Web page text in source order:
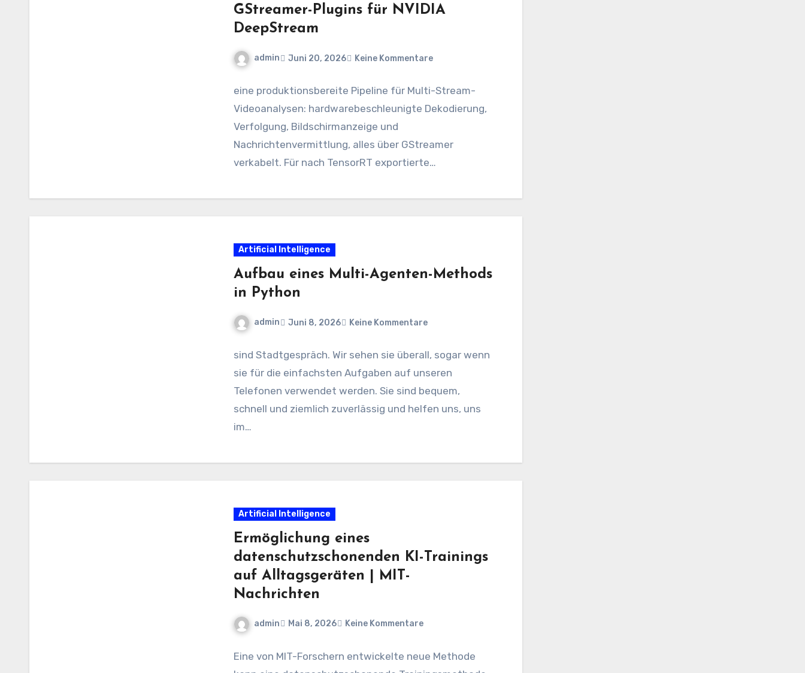
GStreamer-Plugins für NVIDIA
DeepStream
admin Juni 20, 2026 Keine Kommentare
eine produktionsbereite Pipeline für Multi-Stream-
Videoanalysen: hardwarebeschleunigte Dekodierung,
Verfolgung, Bildschirmanzeige und
Nachrichtenvermittlung, alles über GStreamer
verkabelt. Für nach TensorRT exportierte
um alles. Der allgemeine Fall hat jedoch…
Artificial Intelligence
Aufbau eines Multi-Agenten-Methods
in Python
admin Juni 8, 2026 Keine Kommentare
sind Stadtgespräch. Wir sehen sie überall, sogar wenn
sie für die einfachsten Aufgaben auf unseren
Telefonen verwendet werden. Sie sind bequem,
schnell und ziemlich zuverlässig und helfen uns, uns
im…
Artificial Intelligence
Ermöglichung eines
datenschutzschonenden KI-Trainings
auf Alltagsgeräten | MIT-
Nachrichten
admin Mai 8, 2026 Keine Kommentare
Eine von MIT-Forschern entwickelte neue Methode